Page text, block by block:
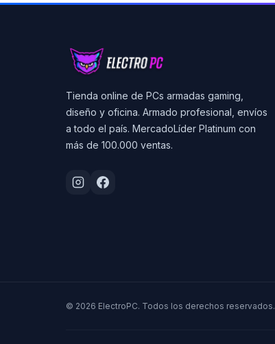
Tienda online de PCs armadas gaming,
diseño y oficina. Armado profesional, envíos
a todo el país. MercadoLíder Platinum con
más de 100.000 ventas.
© 2026 ElectroPC. Todos los derechos reservados.